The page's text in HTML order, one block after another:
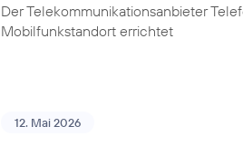
Der Telekommunikationsanbieter
Mobilfunkstandort errichtet
12. Mai 2026